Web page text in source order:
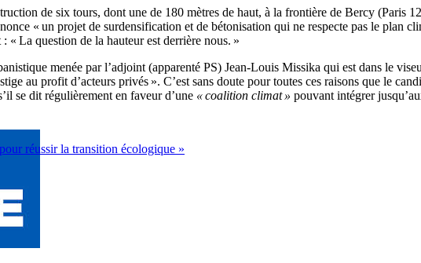
de six tours, dont une de 180 mètres de haut, à la frontière de Bercy (Paris
« un projet de surdensification et de bétonisation qui ne respecte pas le plan
« La question de la hauteur est derrière nous. »
menée par l’adjoint (apparenté PS) Jean-Louis Missika qui est dans le
au profit d’acteurs privés ». C’est sans doute pour toutes ces raisons que le
se dit régulièrement en faveur d’une « coalition climat » pouvant intégrer
réussir la transition écologique »